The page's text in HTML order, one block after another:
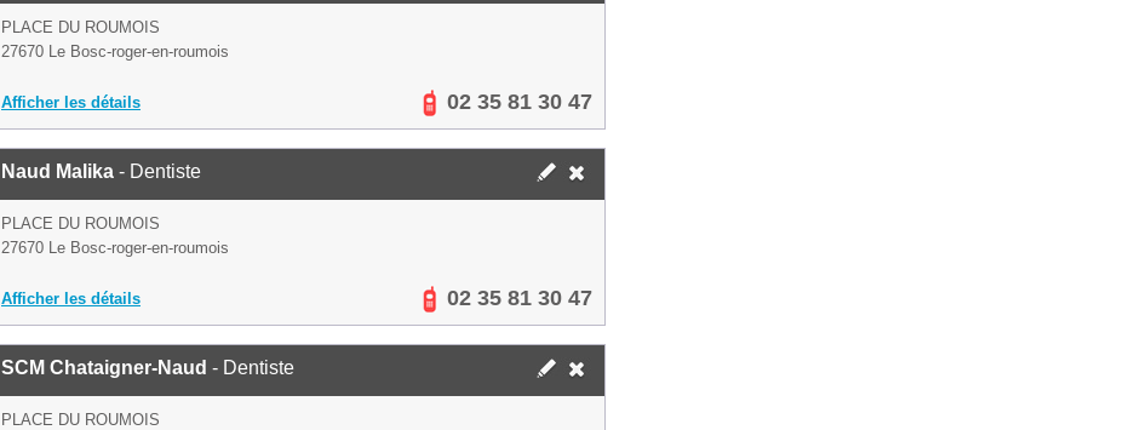
PLACE DU ROUMOIS
27670 Le Bosc-roger-en-roumois
Afficher les détails 02 35 81 30 47
Naud Malika - Dentiste
PLACE DU ROUMOIS
27670 Le Bosc-roger-en-roumois
Afficher les détails 02 35 81 30 47
SCM Chataigner-Naud - Dentiste
PLACE DU ROUMOIS